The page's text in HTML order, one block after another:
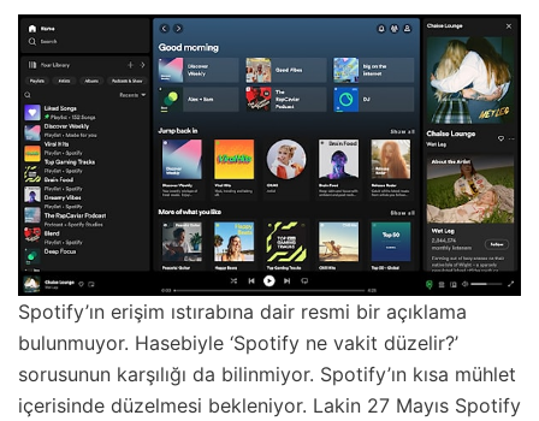
Spotify’ın erişim ıstırabına dair resmi bir açıklama
bulunmuyor. Hasebiyle ‘Spotify ne vakit düzelir?’
sorusunun karşılığı da bilinmiyor. Spotify’ın kısa mühlet
içerisinde düzelmesi bekleniyor. Lakin 27 Mayıs Spotify